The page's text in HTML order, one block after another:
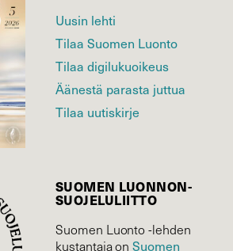
Uusin lehti
Tilaa Suomen Luonto
Tilaa digilukuoikeus
Äänestä parasta juttua
Tilaa uutiskirje
SUOMEN LUONNON­
SUOJELU­LIITTO
Suomen Luonto -lehden
kustantaja onSuomen